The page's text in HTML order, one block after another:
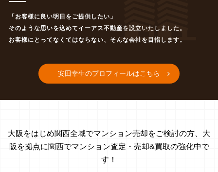
「お客様に良い明日をご提供したい」
そのような思いを込めてイーアス不動産を設立いたしました。
お客様にとってなくてはならない、そんな会社を目指します。
安田幸生のプロフィールはこちら
大阪をはじめ関西全域でマンション売却をご検討の方、 大
阪を拠点に関西でマンション査定・売却&買取の強化中で
す！